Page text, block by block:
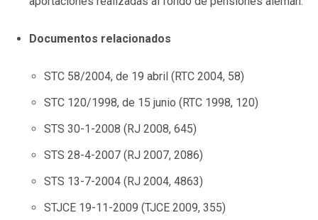
Documentos relacionados
STC 58/2004, de 19 abril (RTC 2004, 58)
STC 120/1998, de 15 junio (RTC 1998, 120)
STS 30-1-2008 (RJ 2008, 645)
STS 28-4-2007 (RJ 2007, 2086)
STS 13-7-2004 (RJ 2004, 4863)
STJCE 19-11-2009 (TJCE 2009, 355)